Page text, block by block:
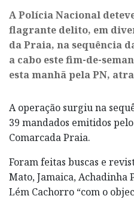
A Polícia Nacional
flagrante delito, em
da Praia, na sequência
a cabo este fim-de-
esta manhã pela PN,
A operação surgiu na
39 mandados emitidos
Comarcada Praia.
Foram feitas buscas e
Mato, Jamaica, Achadinha
Lém Cachorro “com o